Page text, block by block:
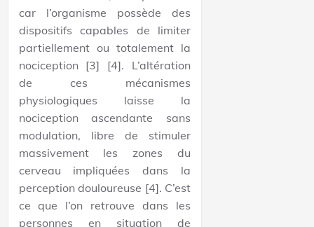
car l’organisme possède des
dispositifs capables de limiter
partiellement ou totalement la
nociception [3] [4]. L’altération
de ces mécanismes
physiologiques laisse la
nociception ascendante sans
modulation, libre de stimuler
massivement les zones du
cerveau impliquées dans la
perception douloureuse [4]. C’est
ce que l’on retrouve dans les
personnes en situation de